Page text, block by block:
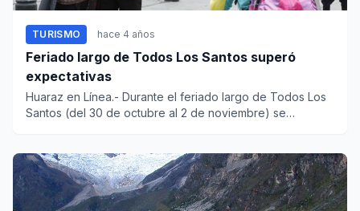
TURISMO hace 4 años
Feriado largo de Todos Los Santos superó
expectativas
Huaraz en Línea.- Durante el feriado largo de Todos Los
Santos (del 30 de octubre al 2 de noviembre) se